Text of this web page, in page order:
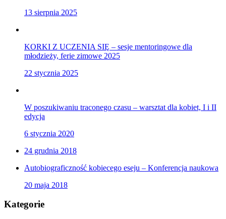
13 sierpnia 2025
KORKI Z UCZENIA SIĘ – sesje mentoringowe dla
młodzieży, ferie zimowe 2025
22 stycznia 2025
W poszukiwaniu traconego czasu – warsztat dla kobiet, I i II
edycja
6 stycznia 2020
24 grudnia 2018
Autobiograficzność kobiecego eseju – Konferencja naukowa
20 maja 2018
Kategorie